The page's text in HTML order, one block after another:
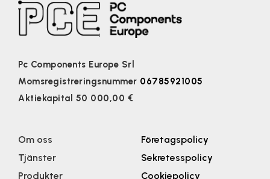
Pc Components Europe Srl
Momsregistreringsnummer 06785921005
Aktiekapital 50 000,00 €
Om oss
Tjänster
Produkter
Företagspolicy
Sekretesspolicy
Cookiepolicy